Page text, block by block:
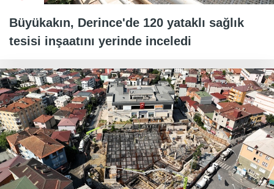
Büyükakın, Derince'de 120 yataklı sağlık
tesisi inşaatını yerinde inceledi